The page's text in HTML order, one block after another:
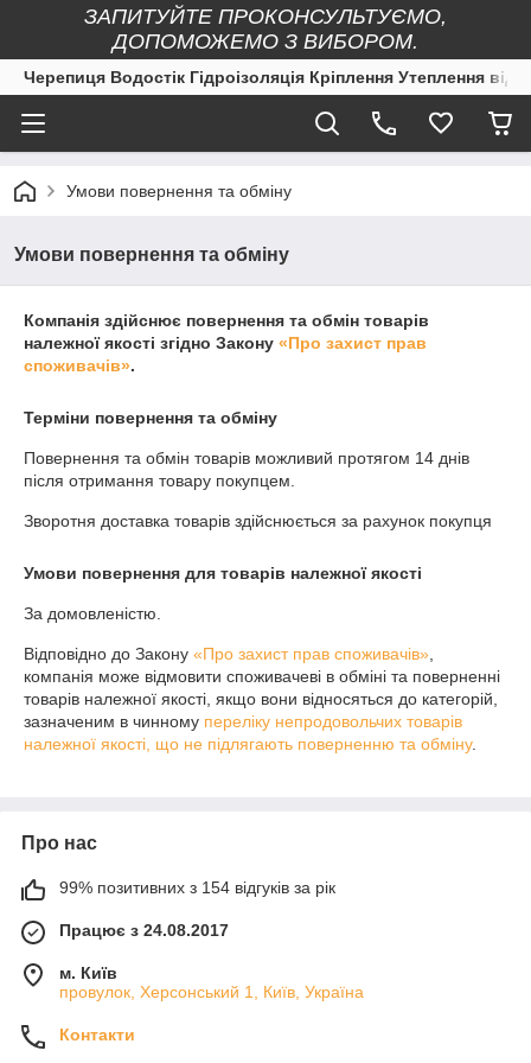
ЗАПИТУЙТЕ ПРОКОНСУЛЬТУЄМО,
ДОПОМОЖЕМО З ВИБОРОМ.
Черепиця Водостік Гідроізоляція Кріплення Утеплення
Умови повернення та обміну
Умови повернення та обміну
Компанія здійснює повернення та обмін товарів
належної якості згідно Закону «Про захист прав
споживачів».
Терміни повернення та обміну
Повернення та обмін товарів можливий протягом 14 днів
після отримання товару покупцем.
Зворотня доставка товарів здійснюється за рахунок покупця
Умови повернення для товарів належної якості
За домовленістю.
Відповідно до Закону «Про захист прав споживачів»
компанія може відмовити споживачеві в обміні та поверненні
товарів належної якості, якщо вони відносяться до категорій,
зазначеним в чинному переліку непродовольчих товарів
належної якості, що не підлягають поверненню та обміну.
Про нас
99% позитивних з 154 відгуків за рік
Працює з 24.08.2017
м. Київ
провулок, Херсонський 1, Київ, Україна
Контакти